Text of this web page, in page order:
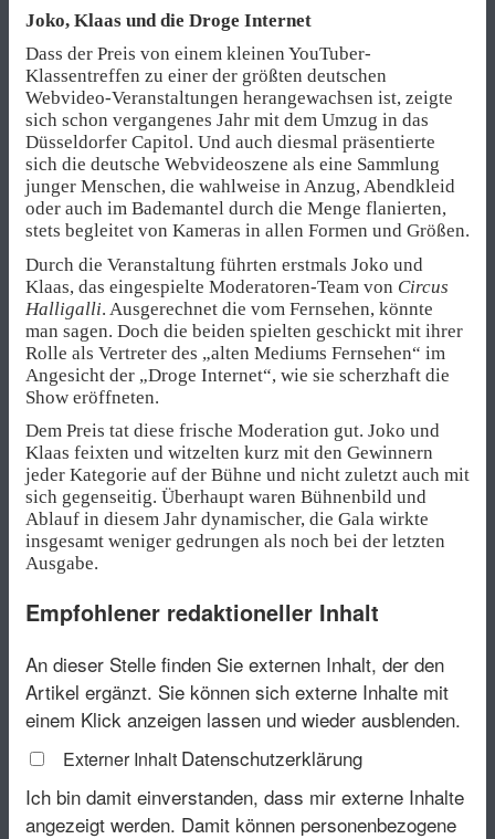
Joko, Klaas und die Droge Internet
Dass der Preis von einem kleinen YouTuber-
Klassentreffen zu einer der größten deutschen
Webvideo-Veranstaltungen herangewachsen ist, zeigte
sich schon vergangenes Jahr mit dem Umzug in das
Düsseldorfer Capitol. Und auch diesmal präsentierte
sich die deutsche Webvideoszene als eine Sammlung
junger Menschen, die wahlweise in Anzug, Abendkleid
oder auch im Bademantel durch die Menge flanierten,
stets begleitet von Kameras in allen Formen und Größen.
Durch die Veranstaltung führten erstmals Joko und
Klaas, das eingespielte Moderatoren-Team von Circus
Halligalli. Ausgerechnet die vom Fernsehen, könnte
man sagen. Doch die beiden spielten geschickt mit ihrer
Rolle als Vertreter des „alten Mediums Fernsehen“ im
Angesicht der „Droge Internet“, wie sie scherzhaft die
Show eröffneten.
Dem Preis tat diese frische Moderation gut. Joko und
Klaas feixten und witzelten kurz mit den Gewinnern
jeder Kategorie auf der Bühne und nicht zuletzt auch mit
sich gegenseitig. Überhaupt waren Bühnenbild und
Ablauf in diesem Jahr dynamischer, die Gala wirkte
insgesamt weniger gedrungen als noch bei der letzten
Ausgabe.
Empfohlener redaktioneller Inhalt
An dieser Stelle finden Sie externen Inhalt, der den
Artikel ergänzt. Sie können sich externe Inhalte mit
einem Klick anzeigen lassen und wieder ausblenden.
Externer Inhalt Datenschutzerklärung
Ich bin damit einverstanden, dass mir externe Inhalte
angezeigt werden. Damit können personenbezogene